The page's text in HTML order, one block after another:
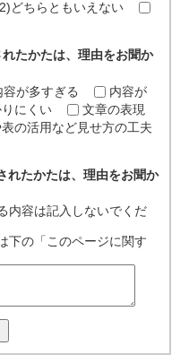
どちらともいえない
たかたは、理由をお聞か
容が多すぎる
内容が
にくい
文章の表現
の活用など見せ方の工夫
れたかたは、理由をお聞か
内容は記入しないでくだ
下の「このページに関す